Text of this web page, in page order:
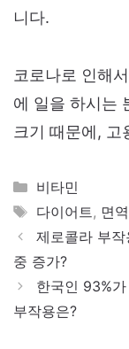
니다.
코로나로 인해
에 일을 하시는
크기 때문에, 고
카
테
고
리
비타민
태
그
다이어트, 면역
제로콜라 부
중 증가?
한국인 93%
부작용은?